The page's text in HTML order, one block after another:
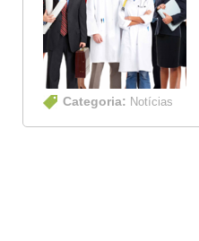
Categoria: Notícias